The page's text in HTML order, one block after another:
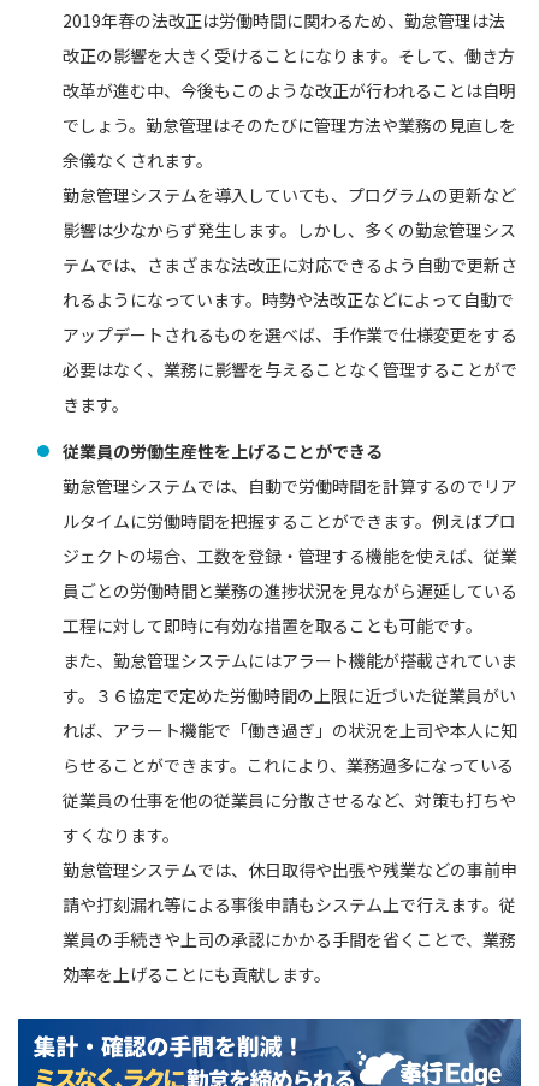
2019年春の法改正は労働時間に関わるため、勤怠管理は法
改正の影響を大きく受けることになります。そして、働き方
改革が進む中、今後もこのような改正が行われることは自明
でしょう。勤怠管理はそのたびに管理方法や業務の見直しを
余儀なくされます。
勤怠管理システムを導入していても、プログラムの更新など
影響は少なからず発生します。しかし、多くの勤怠管理シス
テムでは、さまざまな法改正に対応できるよう自動で更新さ
れるようになっています。時勢や法改正などによって自動で
アップデートされるものを選べば、手作業で仕様変更をする
必要はなく、業務に影響を与えることなく管理することがで
きます。
従業員の労働生産性を上げることができる
勤怠管理システムでは、自動で労働時間を計算するのでリア
ルタイムに労働時間を把握することができます。例えばプロ
ジェクトの場合、工数を登録・管理する機能を使えば、従業
員ごとの労働時間と業務の進捗状況を見ながら遅延している
工程に対して即時に有効な措置を取ることも可能です。
また、勤怠管理システムにはアラート機能が搭載されていま
す。３６協定で定めた労働時間の上限に近づいた従業員がい
れば、アラート機能で「働き過ぎ」の状況を上司や本人に知
らせることができます。これにより、業務過多になっている
従業員の仕事を他の従業員に分散させるなど、対策も打ちや
すくなります。
勤怠管理システムでは、休日取得や出張や残業などの事前申
請や打刻漏れ等による事後申請もシステム上で行えます。従
業員の手続きや上司の承認にかかる手間を省くことで、業務
効率を上げることにも貢献します。